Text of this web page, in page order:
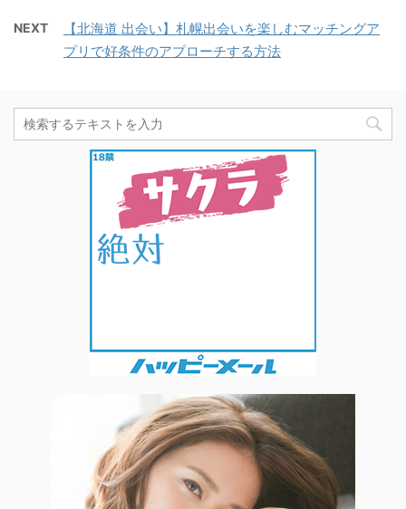
NEXT
【北海道 出会い】札幌出会いを楽しむマッチングア
プリで好条件のアプローチする方法